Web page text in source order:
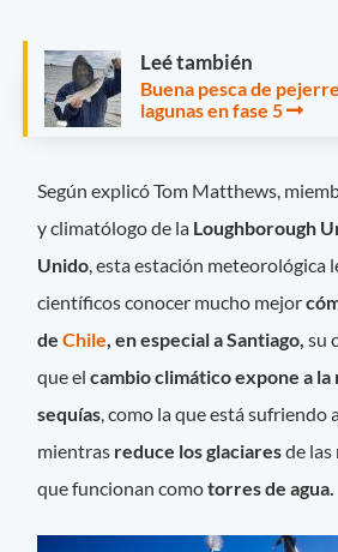
Leé también
Buena pesca de
lagunas en fase 5
Según explicó Tom Matthews,
y climatólogo de la Loughborough
Unido, esta estación meteorológica
científicos conocer mucho mejor
deChile, en especial a Santiago, su
que elcambio climático expone a la
sequías, como la que está sufriendo
mientras reduce los glaciaresde las
que funcionan comotorres de agua.